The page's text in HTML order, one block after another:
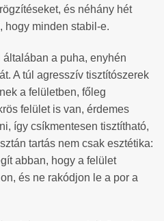
és néhány hét
hogy minden stabil-e.
a puha, enyhén
A túl agresszív tisztítószerek
a felületben, főleg
felület is van, érdemes
így csíkmentesen tisztítható,
tartás nem csak esztétika:
abban, hogy a felület
és ne rakódjon le a por a